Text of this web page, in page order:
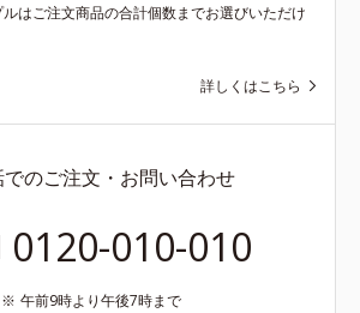
はご注文商品の合計個数までお選びいただけ
詳しくはこちら
でのご注文・お問い合わせ
0120-010-010
午前9時より午後7時まで